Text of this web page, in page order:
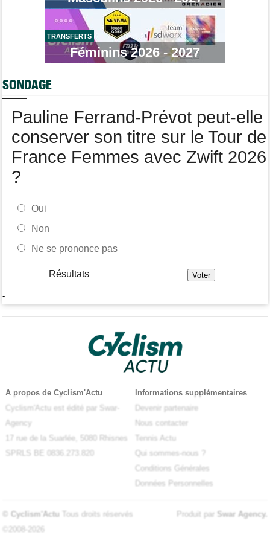
L'une des plus anciennes équipes du peloton va disparaître en
Tour de Pologne
Diffusion TV... quelle heure et quelle chaîne la 5e étape ?
Felix Gall : "L'objectif ? Conserver ce maillot de leader"
Nos vidéos de cyclisme sont sur Youtube : Cyclism'Actu TV
TRANSFERTS
Féminins 2026 - 2027
SONDAGE
Pauline Ferrand-Prévot peut-elle
conserver son titre sur le Tour de
France Femmes avec Zwift 2026
?
Oui
Non
Ne se prononce pas
Résultats
-
A propos de Cyclism'Actu
Cyclism'Actu est édité par Swar-
Agency
17 rue de la Suarlée, 5080 Rhisnes
SPRLS BE 0836.273.820
Informations supplémentaires
Devenir partenaire
Nous contacter
Tennis Actu
Qui sommes-nous ?
Conditions Générales
Données Personnelles
© Cyclism'Actu Tous droits réservés
©2008-2026
Produit par Swar Agency.